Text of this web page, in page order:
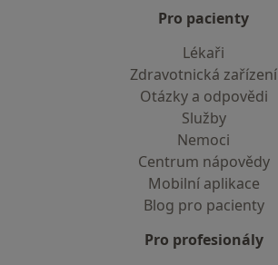
Pro pacienty
Lékaři
Zdravotnická zařízení
Otázky a odpovědi
Služby
Nemoci
Centrum nápovědy
Mobilní aplikace
Blog pro pacienty
Pro profesionály